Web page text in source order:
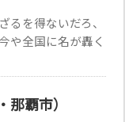
るを得ないだろ、
や全国に名が轟く
覇市）